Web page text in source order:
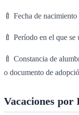
🍼 Fecha de nacimiento
🍼 Período en el que
🍼 Constancia de
o documento de
Vacaciones por